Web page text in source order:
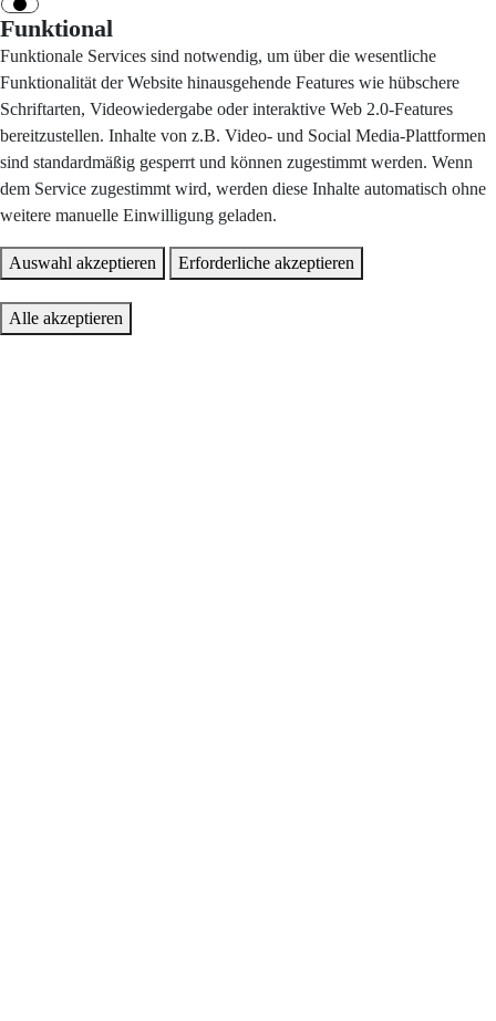
Funktional
Funktionale Services sind notwendig, um über die wesentliche
Funktionalität der Website hinausgehende Features wie hübschere
Schriftarten, Videowiedergabe oder interaktive Web 2.0-Features
bereitzustellen. Inhalte von z.B. Video- und Social Media-Plattformen
sind standardmäßig gesperrt und können zugestimmt werden. Wenn
dem Service zugestimmt wird, werden diese Inhalte automatisch ohne
weitere manuelle Einwilligung geladen.
Auswahl akzeptieren Erforderliche akzeptieren
Alle akzeptieren